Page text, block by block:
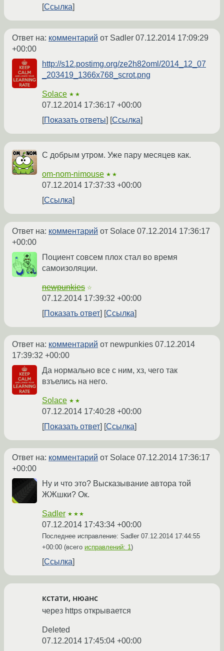
Ссылка
Ответ на: комментарий от Sadler 07.12.2014 17:09:29
+00:00
http://s12.postimg.org/ze2h82oml/2014_12_07
_203419_1366x768_scrot.png
Solace ★★
07.12.2014 17:36:17 +00:00
Показать ответы
Ссылка
С добрым утром. Уже пару месяцев как.
om-nom-nimouse ★★
07.12.2014 17:37:33 +00:00
Ссылка
Ответ на: комментарий от Solace 07.12.2014 17:36:17
+00:00
Поциент совсем плох стал во время
самоизоляции.
newpunkies ☆
07.12.2014 17:39:32 +00:00
Показать ответ
Ссылка
Ответ на: комментарий от newpunkies 07.12.2014
17:39:32 +00:00
Да нормально все с ним, хз, чего так
взъелись на него.
Solace ★★
07.12.2014 17:40:28 +00:00
Показать ответ
Ссылка
Ответ на: комментарий от Solace 07.12.2014 17:36:17
+00:00
Ну и что это? Высказывание автора той
ЖЖшки? Ок.
Sadler ★★★
07.12.2014 17:43:34 +00:00
Последнее исправление: Sadler 07.12.2014 17:44:55
+00:00 (всего исправлений: 1)
Ссылка
кстати, нюанс
через https открывается
Deleted
07.12.2014 17:45:04 +00:00